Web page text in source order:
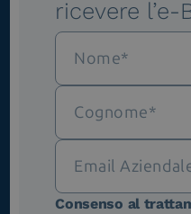
Scrivici
ricevere l’e-
Consenso al